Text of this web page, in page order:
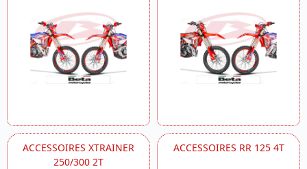
ACCESSOIRES XTRAINER
250/300 2T
ACCESSOIRES RR 125 4T